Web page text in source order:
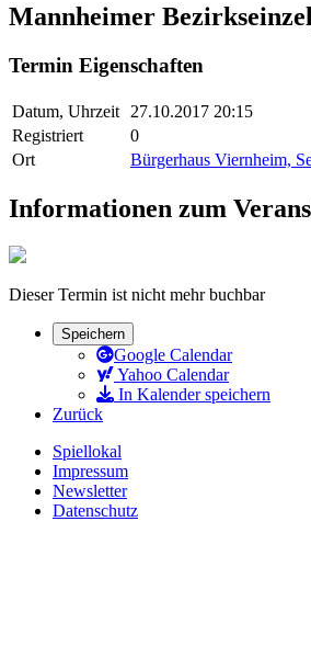
Mannheimer
Termin Eigenschaften
Datum, Uhrzeit
27.10.2017 20:15
Registriert
0
Ort
Bürgerhaus Viernheim,
Informationen zum
Dieser Termin ist nicht mehr buchbar
Speichern
Google Calendar
Yahoo Calendar
In Kalender speichern
Zurück
Spiellokal
Impressum
Newsletter
Datenschutz